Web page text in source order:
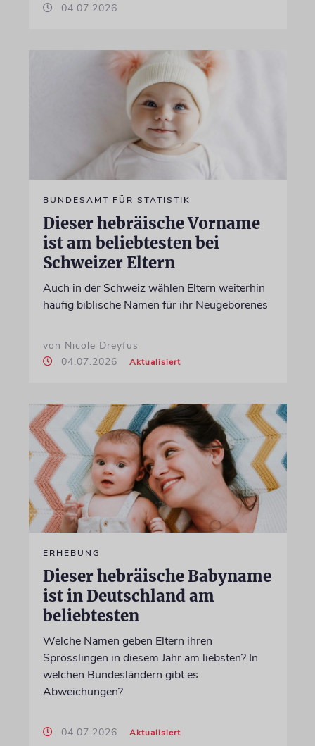
04.07.2026
BUNDESAMT FÜR STATISTIK
Dieser hebräische Vorname
ist am beliebtesten bei
Schweizer Eltern
Auch in der Schweiz wählen Eltern weiterhin
häufig biblische Namen für ihr Neugeborenes
von Nicole Dreyfus
04.07.2026
Aktualisiert
ERHEBUNG
Dieser hebräische Babyname
ist in Deutschland am
beliebtesten
Welche Namen geben Eltern ihren
Sprösslingen in diesem Jahr am liebsten? In
welchen Bundesländern gibt es
Abweichungen?
04.07.2026 Aktualisiert